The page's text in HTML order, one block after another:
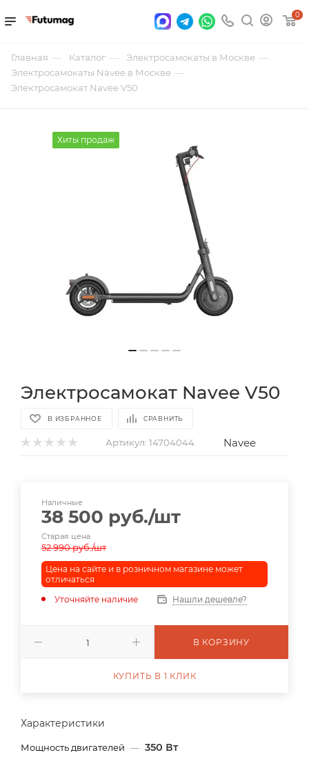
0
Главная — Каталог — Электросамокаты в Москве —
Электросамокаты Navee в Москве —
Электросамокат Navee V50
Хиты продаж
Электросамокат Navee V50
В ИЗБРАННОЕ СРАВНИТЬ
Артикул: 14704044 Navee
Характеристики
Мощность двигателей — 350 Вт
Наличные
38 500 руб./шт
Старая цена
52 990руб./шт
Цена на сайте и в розничном магазине может
отличаться
Уточняйте наличие
Нашли дешевле?
В КОРЗИНУ
КУПИТЬ В 1 КЛИК